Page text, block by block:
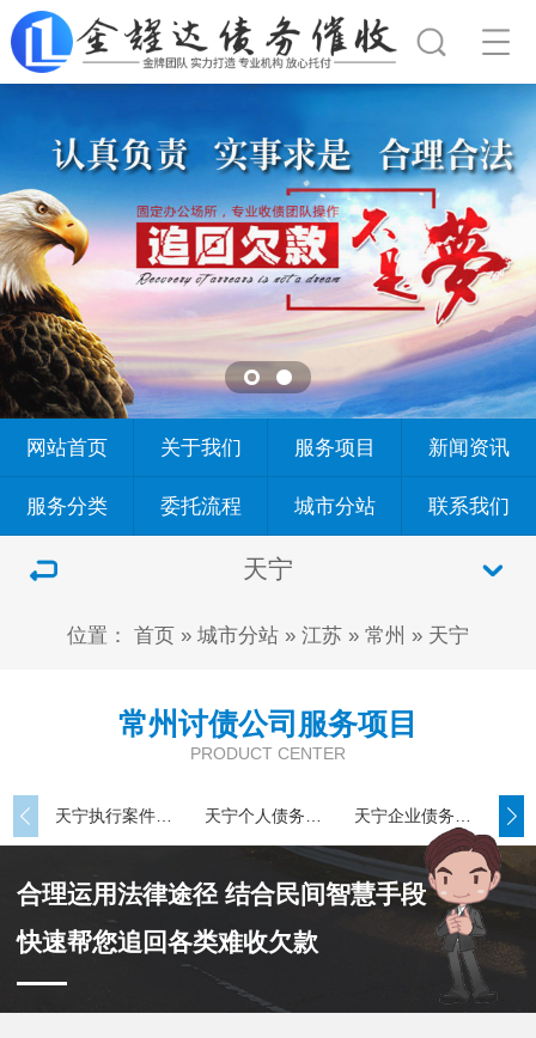
网站首页 关于我们 服务项目 新闻资讯
服务分类 委托流程 城市分站 联系我们
天宁
位置： 首页 » 城市分站 » 江苏 » 常州 » 天宁
常州讨债公司服务项目
PRODUCT CENTER
天宁执行案件处理
合理运用法律途径 结合民间智慧手段
快速帮您追回各类难收欠款